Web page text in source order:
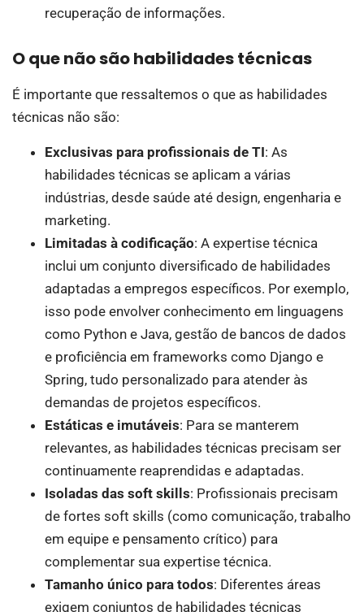
recuperação de informações.
O que não são habilidades técnicas
É importante que ressaltemos o que as habilidades
técnicas não são:
Exclusivas para profissionais de TI: As
habilidades técnicas se aplicam a várias
indústrias, desde saúde até design, engenharia e
marketing.
Limitadas à codificação: A expertise técnica
inclui um conjunto diversificado de habilidades
adaptadas a empregos específicos. Por exemplo,
isso pode envolver conhecimento em linguagens
como Python e Java, gestão de bancos de dados
e proficiência em frameworks como Django e
Spring, tudo personalizado para atender às
demandas de projetos específicos.
Estáticas e imutáveis: Para se manterem
relevantes, as habilidades técnicas precisam ser
continuamente reaprendidas e adaptadas.
Isoladas das soft skills: Profissionais precisam
de fortes soft skills (como comunicação, trabalho
em equipe e pensamento crítico) para
complementar sua expertise técnica.
Tamanho único para todos: Diferentes áreas
exigem conjuntos de habilidades técnicas